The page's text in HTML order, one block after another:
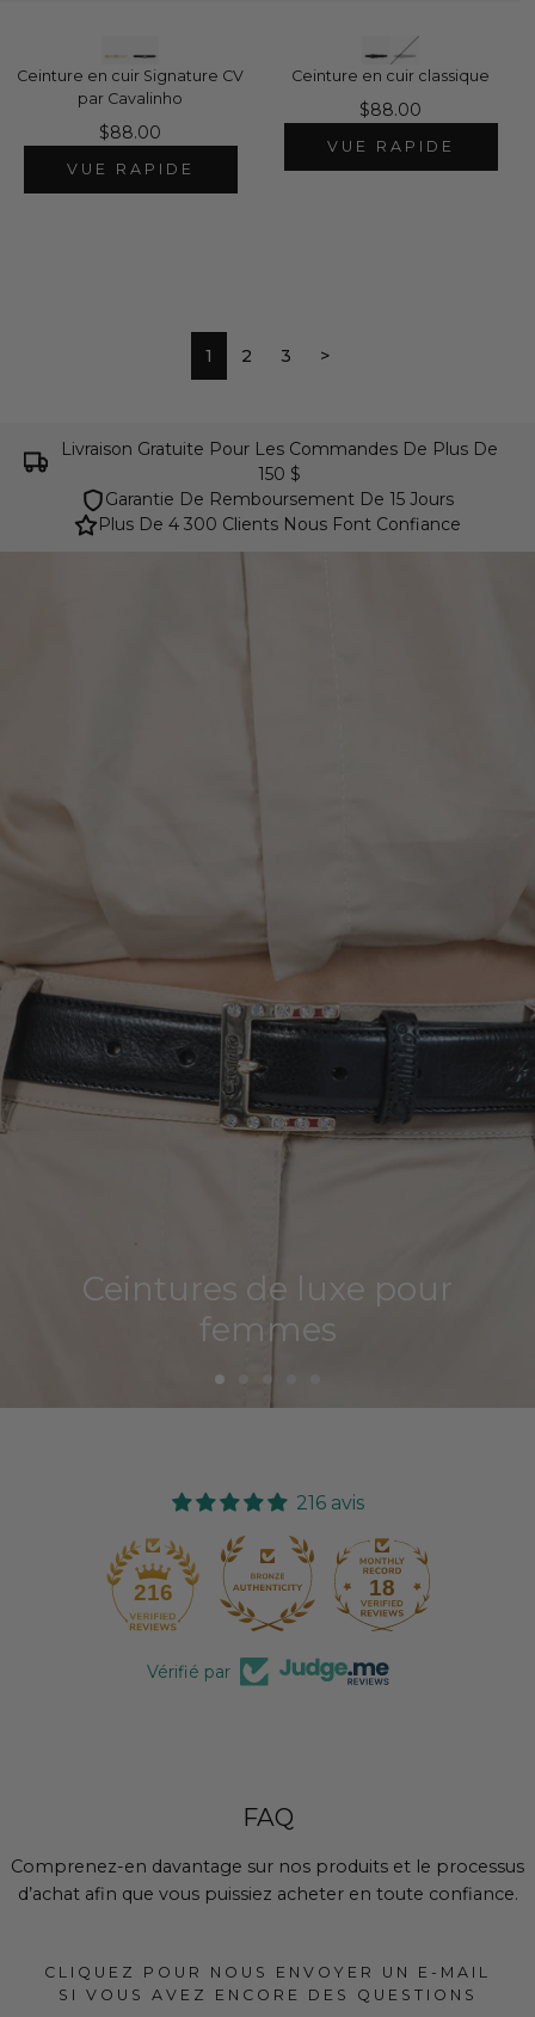
Ceinture en cuir Signature CV
par Cavalinho
$88.00
VUE RAPIDE
Ceinture en cuir classique
$88.00
VUE RAPIDE
1 2 3 >
Livraison Gratuite Pour Les Commandes De Plus De
150 $
Garantie De Remboursement De 15 Jours
Plus De 4 300 Clients Nous Font Confiance
Ceintures de luxe pour
femmes
216 avis
216 18
Vérifié par
FAQ
Comprenez-en davantage sur nos produits et le processus
d’achat afin que vous puissiez acheter en toute confiance.
CLIQUEZ POUR NOUS ENVOYER UN E-MAIL
SI VOUS AVEZ ENCORE DES QUESTIONS